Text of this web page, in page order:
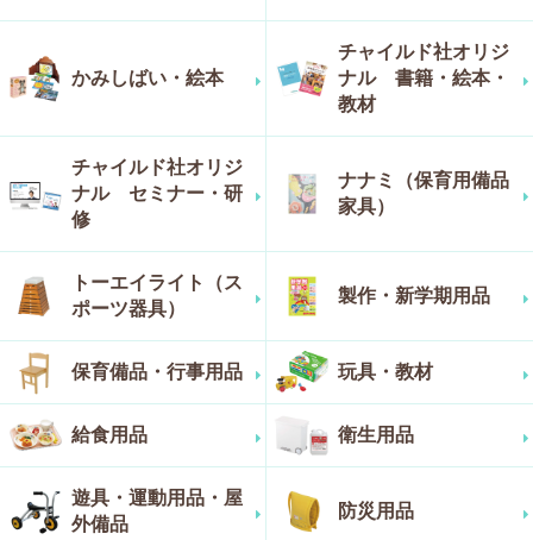
かみしばい・絵本
チャイルド社オリジ
ナル 書籍・絵本・
教材
チャイルド社オリジ
ナル セミナー・研
修
ナナミ（保育用備品
家具）
トーエイライト（ス
ポーツ器具）
製作・新学期用品
保育備品・行事用品 玩具・教材
給食用品 衛生用品
遊具・運動用品・屋
外備品
防災用品